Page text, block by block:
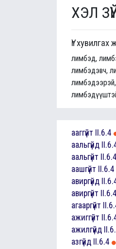
ХЭЛ
Үг хувилгах
лимбэд,
лимбэдэвч,
ааггүйт II.6.4
аальгүйд
аальгүйт II.6.4
аашгүйт II.6.4
авиргүйд
авиргүйт II.6.4
агааргүйт
ажиггүйт
ажилгүйд
азгүйд II.6.4